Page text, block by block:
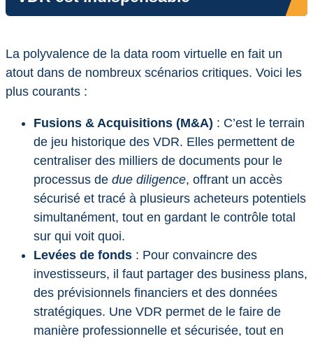
La polyvalence de la data room virtuelle en fait un
atout dans de nombreux scénarios critiques. Voici les
plus courants :
Fusions & Acquisitions (M&A) : C’est le terrain
de jeu historique des VDR. Elles permettent de
centraliser des milliers de documents pour le
processus de due diligence, offrant un accès
sécurisé et tracé à plusieurs acheteurs potentiels
simultanément, tout en gardant le contrôle total
sur qui voit quoi.
Levées de fonds : Pour convaincre des
investisseurs, il faut partager des business plans,
des prévisionnels financiers et des données
stratégiques. Une VDR permet de le faire de
manière professionnelle et sécurisée, tout en